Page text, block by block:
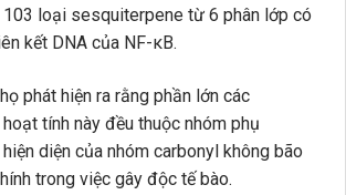
loại sesquiterpene từ 6 phân lớp có
kết DNA của NF-κB.
phát hiện ra rằng phần lớn các
tính này đều thuộc nhóm phụ
diện của nhóm carbonyl không bão
trong việc gây độc tế bào.